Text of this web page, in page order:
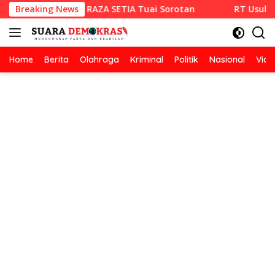
Langsung
ke
konten
Breaking News
Hotmix CV RAZA SETIA Tuai Sorotan RT Usulkan
Home Berita Olahraga Kriminal Politik Nasional